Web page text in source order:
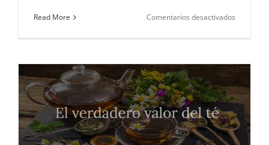
Read More Comentarios desactivados
aplauso
forma
de
arreglo
floral